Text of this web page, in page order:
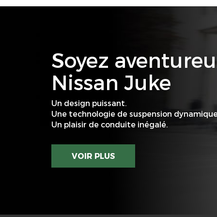
Soyez
Nissan Juke
Un design puissant.
Une technologie de suspension
Un plaisir de conduite inégalé.
VOIR PLUS